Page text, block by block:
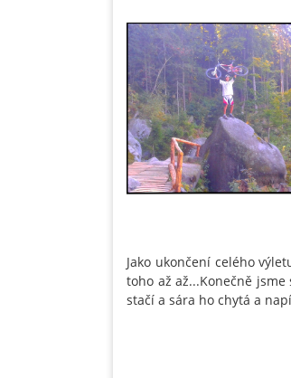
Jako ukončení celého
toho až až...Konečně
stačí a sára ho chytá a